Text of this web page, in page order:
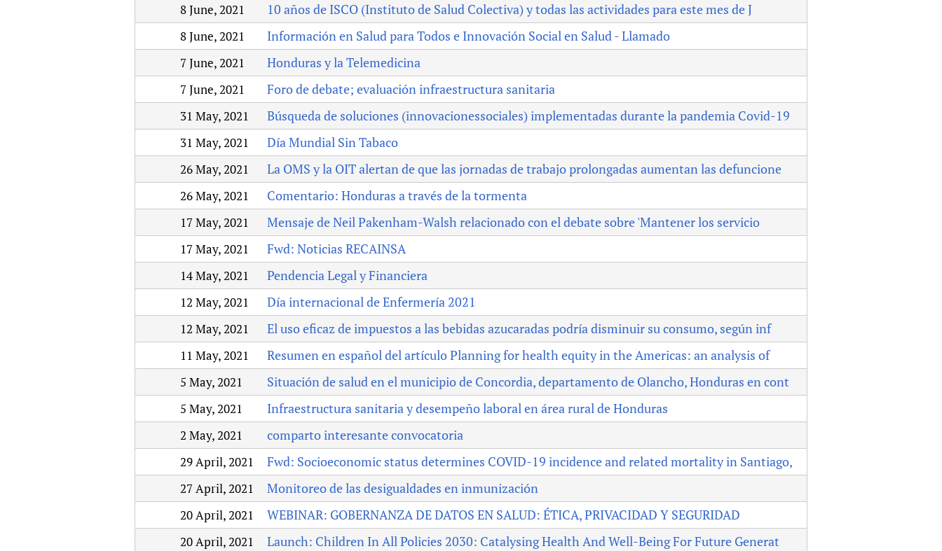
8 June, 2021 10 años de ISCO (Instituto de Salud Colectiva) y todas las actividades para este mes de J
8 June, 2021 Información en Salud para Todos e Innovación Social en Salud - Llamado
7 June, 2021 Honduras y la Telemedicina
7 June, 2021 Foro de debate; evaluación infraestructura sanitaria
31 May, 2021 Búsqueda de soluciones (innovacionessociales) implementadas durante la pandemia Covid-19
31 May, 2021 Día Mundial Sin Tabaco
26 May, 2021 La OMS y la OIT alertan de que las jornadas de trabajo prolongadas aumentan las defuncione
26 May, 2021 Comentario: Honduras a través de la tormenta
17 May, 2021 Mensaje de Neil Pakenham-Walsh relacionado con el debate sobre 'Mantener los servicio
17 May, 2021 Fwd: Noticias RECAINSA
14 May, 2021 Pendencia Legal y Financiera
12 May, 2021 Día internacional de Enfermería 2021
12 May, 2021 El uso eficaz de impuestos a las bebidas azucaradas podría disminuir su consumo, según inf
11 May, 2021 Resumen en español del artículo Planning for health equity in the Americas: an analysis of
5 May, 2021 Situación de salud en el municipio de Concordia, departamento de Olancho, Honduras en cont
5 May, 2021 Infraestructura sanitaria y desempeño laboral en área rural de Honduras
2 May, 2021 comparto interesante convocatoria
29 April, 2021 Fwd: Socioeconomic status determines COVID-19 incidence and related mortality in Santiago,
27 April, 2021 Monitoreo de las desigualdades en inmunización
20 April, 2021 WEBINAR: GOBERNANZA DE DATOS EN SALUD: ÉTICA, PRIVACIDAD Y SEGURIDAD
20 April, 2021 Launch: Children In All Policies 2030: Catalysing Health And Well-Being For Future Generat